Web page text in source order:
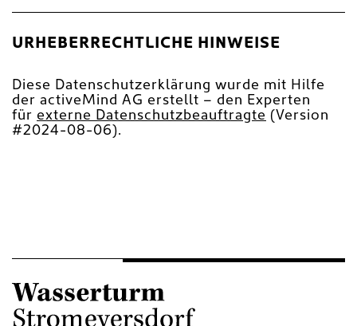
URHEBERRECHTLICHE HINWEISE
Diese Datenschutzerklärung wurde mit Hilfe
der activeMind AG erstellt – den Experten
für externe Datenschutzbeauftragte (Version
#2024-08-06).